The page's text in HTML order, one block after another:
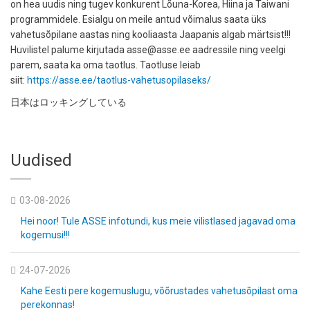
on hea uudis ning tugev konkurent Lõuna-Korea, Hiina ja Taiwani
programmidele. Esialgu on meile antud võimalus saata üks
vahetusõpilane aastas ning kooliaasta Jaapanis algab märtsist!!!
Huvilistel palume kirjutada asse@asse.ee aadressile ning veelgi
parem, saata ka oma taotlus. Taotluse leiab
siit: https://asse.ee/taotlus-vahetusopilaseks/
日本はロッキングしている
Uudised
03-08-2026
Hei noor! Tule ASSE infotundi, kus meie vilistlased jagavad oma
kogemusi!!!
24-07-2026
Kahe Eesti pere kogemuslugu, võõrustades vahetusõpilast oma
perekonnas!